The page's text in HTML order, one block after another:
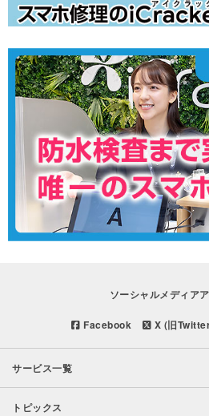
ソーシャルメディア
Facebook X (旧
サービス一覧
トピックス